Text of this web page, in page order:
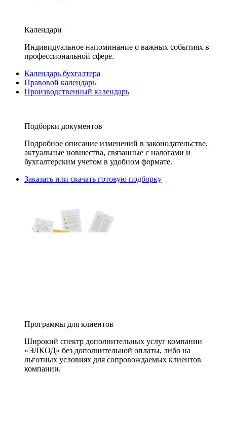
Календари
Индивидуальное напоминание о важных событиях в
профессиональной сфере.
Календарь бухгалтера
Правовой календарь
Производственный календарь
Подборки документов
Подробное описание изменений в законодательстве,
актуальные новшества, связанные с налогами и
бухгалтерским учетом в удобном формате.
Заказать или скачать готовую подборку
Программы для клиентов
Широкий спектр дополнительных услуг компании
«ЭЛКОД» без дополнительной оплаты, либо на
льготных условиях для сопровождаемых клиентов
компании.